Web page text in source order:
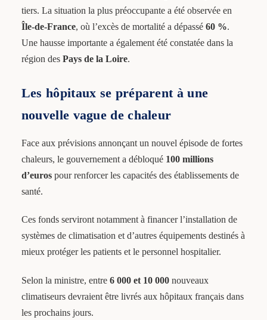
tiers. La situation la plus préoccupante a été observée en
Île-de-France, où l’excès de mortalité a dépassé 60 %.
Une hausse importante a également été constatée dans la
région des Pays de la Loire.
Les hôpitaux se préparent à une
nouvelle vague de chaleur
Face aux prévisions annonçant un nouvel épisode de fortes
chaleurs, le gouvernement a débloqué 100 millions
d’eurospour renforcer les capacités des établissements de
santé.
Ces fonds serviront notamment à financer l’installation de
systèmes de climatisation et d’autres équipements destinés à
mieux protéger les patients et le personnel hospitalier.
Selon la ministre, entre 6 000 et 10 000nouveaux
climatiseurs devraient être livrés aux hôpitaux français dans
les prochains jours.